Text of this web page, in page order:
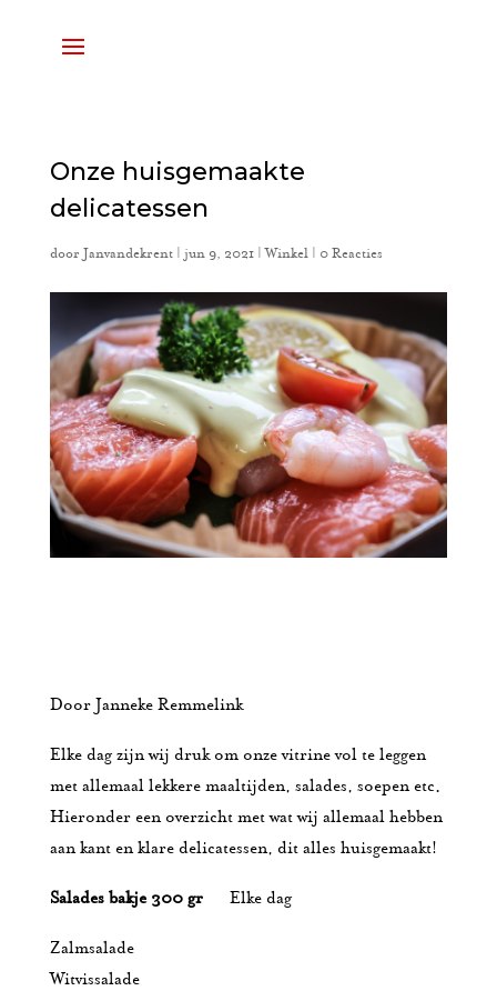
Onze huisgemaakte
delicatessen
door Janvandekrent| jun 9, 2021|Winkel| 0 Reacties
Door Janneke Remmelink
Elke dag zijn wij druk om onze vitrine vol te leggen
met allemaal lekkere maaltijden, salades, soepen etc.
Hieronder een overzicht met wat wij allemaal hebben
aan kant en klare delicatessen, dit alles huisgemaakt!
Salades bakje 300 gr Elke dag
Zalmsalade
Witvissalade